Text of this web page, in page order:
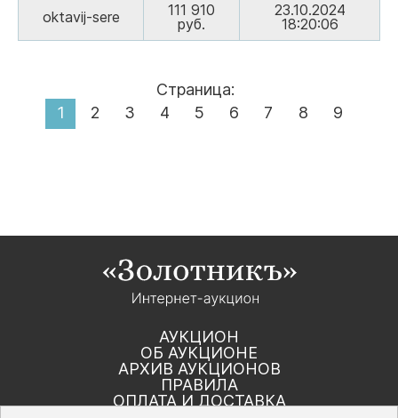
oktavij-sere
111 910
руб.
23.10.2024
18:20:06
Страница:
1
2 3 4 5 6 7 8 9
АУКЦИОН
ОБ АУКЦИОНЕ
АРХИВ АУКЦИОНОВ
ПРАВИЛА
ОПЛАТА И ДОСТАВКА